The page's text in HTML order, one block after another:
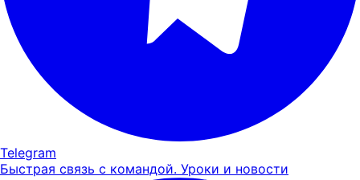
Telegram
Быстрая связь с командой. Уроки и новости